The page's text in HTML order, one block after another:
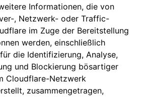
Informationen, die von
, Netzwerk- oder Traffic-
im Zuge der Bereitstellung
werden, einschließlich
die Identifizierung, Analyse,
und Blockierung bösartiger
Cloudflare-Netzwerk
zusammengetragen,